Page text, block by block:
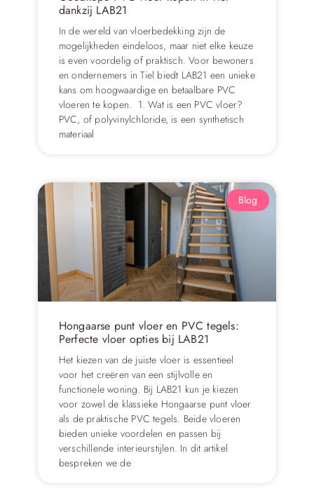
dankzij LAB21
In de wereld van vloerbedekking zijn de
mogelijkheden eindeloos, maar niet elke keuze
is even voordelig of praktisch. Voor bewoners
en ondernemers in Tiel biedt LAB21 een unieke
kans om hoogwaardige en betaalbare PVC
vloeren te kopen. 1. Wat is een PVC vloer?
PVC, of polyvinylchloride, is een synthetisch
materiaal
Blog
Hongaarse punt vloer en PVC tegels:
Perfecte vloer opties bij LAB21
Het kiezen van de juiste vloer is essentieel
voor het creëren van een stijlvolle en
functionele woning. Bij LAB21 kun je kiezen
voor zowel de klassieke Hongaarse punt vloer
als de praktische PVC tegels. Beide vloeren
bieden unieke voordelen en passen bij
verschillende interieurstijlen. In dit artikel
bespreken we de